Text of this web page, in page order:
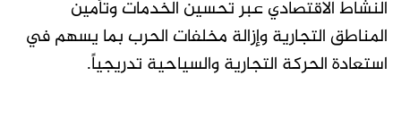
النشاط الاقتصادي عبر تحسين الخدمات وتأمين
المناطق التجارية وإزالة مخلفات الحرب بما يسهم في
استعادة الحركة التجارية والسياحية تدريجياً.